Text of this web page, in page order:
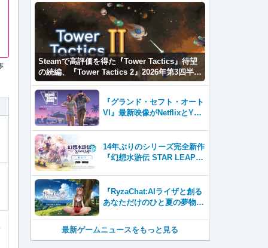
Steamで高評価を得た『Tower Tactics』待望
の続編、『Tower Tactics 2』2026年第3四半期
に早期アクセス開始
『グランド・セフト・オート
VI』最新映像がNetflixとYou
14年ぶりのシリーズ完全新作
『幻想水滸伝 STAR LEAP』
『RyzaChat:AIライザと創る
あなただけのひと夏の夢物
テムはこれまでにない新鮮な
最新ゲームニュースをもっと見る